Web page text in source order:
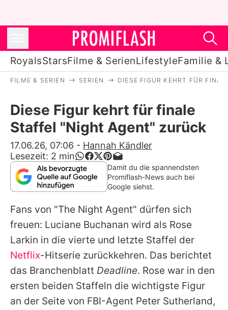
RoyalsStarsFilme & SerienLifestyleFamilie &
Stars
Filme & Serien
Lifestyle
Familie & Liebe
Alle Themen auf Promiflash
Jobs
App runterladen
Team
FILME & SERIEN SERIEN DIESE FIGUR KEHRT FÜR
Diese Figur kehrt für finale
Staffel "Night Agent" zurück
17.06.26, 07:06 - Hannah Kändler
Lesezeit: 2 min
Damit du die spannendsten
Promiflash-News auch bei
Google siehst.
Fans von "The Night Agent" dürfen sich
freuen: Luciane Buchanan wird als Rose
Larkin in die vierte und letzte Staffel der
Netflix-Hitserie zurückkehren. Das berichtet
das Branchenblatt Deadline. Rose war in den
ersten beiden Staffeln die wichtigste Figur
an der Seite von FBI-Agent Peter Sutherland,